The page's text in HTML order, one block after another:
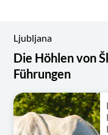
Ljubljana
Die Höhlen von
Führungen